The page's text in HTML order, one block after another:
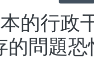
的行政
問題恐